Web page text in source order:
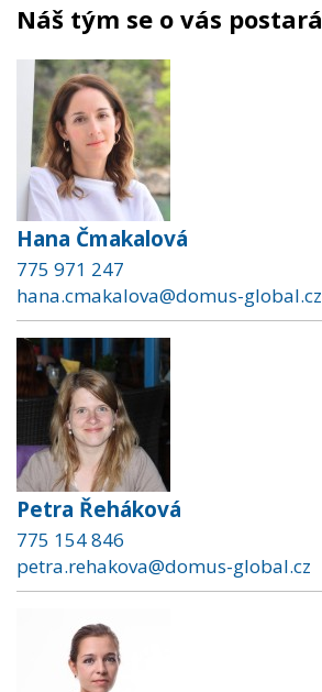
Náš tým se o vás postará
Hana Čmakalová
775 971 247
hana.cmakalova@domus-global.cz
Petra Řeháková
775 154 846
petra.rehakova@domus-global.cz